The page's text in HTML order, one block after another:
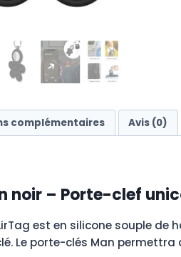
complémentaires Avis (0)
noir – Porte-clef
est en silicone souple
Le porte-clés Man permettra